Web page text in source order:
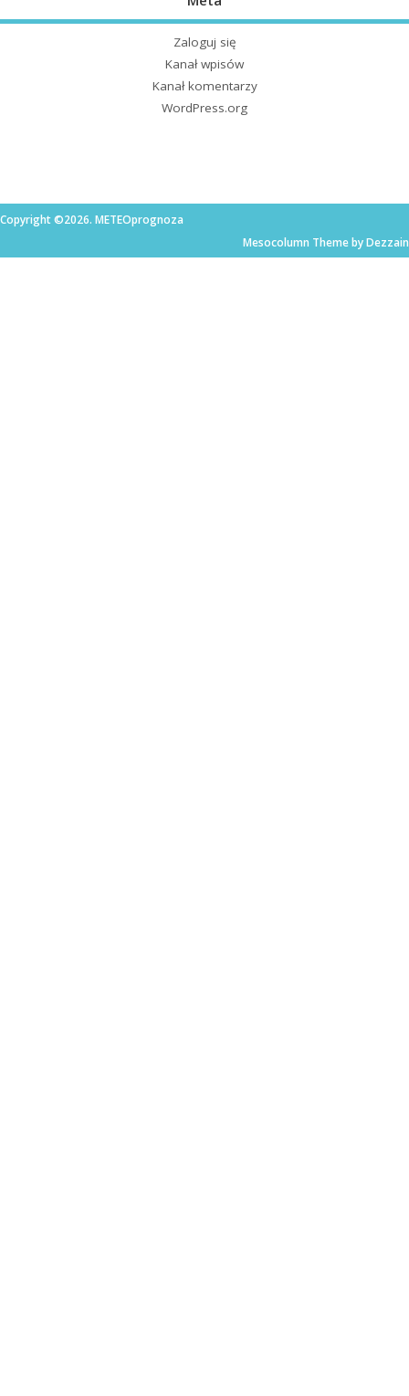
Zaloguj się
Kanał wpisów
Kanał komentarzy
WordPress.org
Copyright ©2026. METEOprognoza
Mesocolumn Theme by Dezzain